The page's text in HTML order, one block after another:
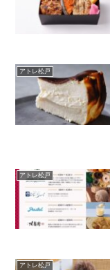
アトレ松戸
アトレ松戸
アトレ松戸